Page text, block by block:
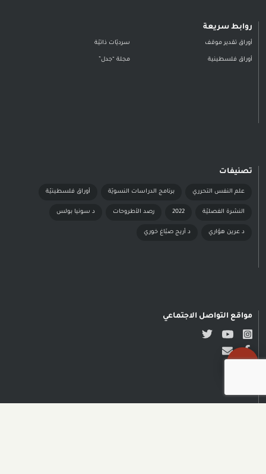
روابط سريعة
أوراق تقدير موقف سرديّات ذاتيّة
أوراق فلسطينية مجلة “جدل”
تصنيفات
علم النفس التحرري برنامج الدراسات النسويّة أوراق فلسطينيّة
النشرة الفصليّة 2022 رصد الأطروحات د سونيا بولس
د عرين هوّاري د أريج صبّاغ خوري
مواقع التواصل الاجتماعي